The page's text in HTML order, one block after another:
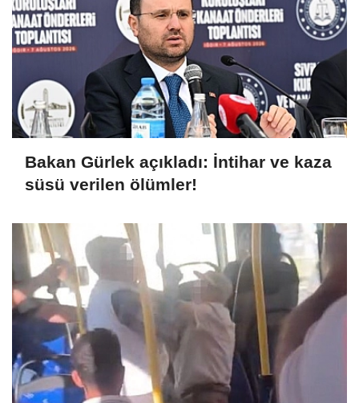
Bakan Gürlek açıkladı: İntihar ve kaza
süsü verilen ölümler!